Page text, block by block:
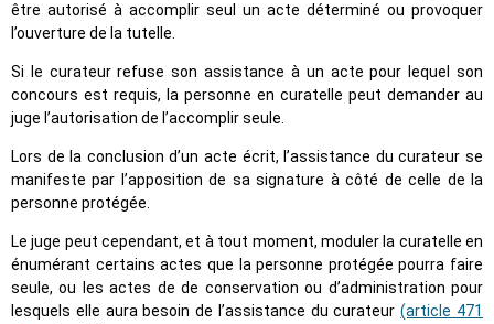
être autorisé à accomplir seul un acte déterminé ou provoquer
l’ouverture de la tutelle.
Si le curateur refuse son assistance à un acte pour lequel son
concours est requis, la personne en curatelle peut demander au
juge l’autorisation de l’accomplir seule.
Lors de la conclusion d’un acte écrit, l’assistance du curateur se
manifeste par l’apposition de sa signature à côté de celle de la
personne protégée.
Le juge peut cependant, et à tout moment, moduler la curatelle en
énumérant certains actes que la personne protégée pourra faire
seule, ou les actes de de conservation ou d’administration pour
lesquels elle aura besoin de l’assistance du curateur(article 471